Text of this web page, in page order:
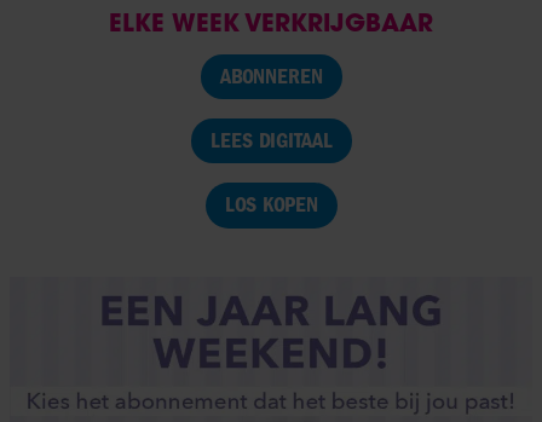
ELKE WEEK VERKRIJGBAAR
ABONNEREN
LEES DIGITAAL
LOS KOPEN